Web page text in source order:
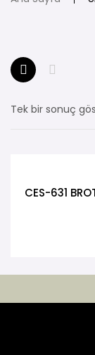
Tek bir sonuç
CES-631